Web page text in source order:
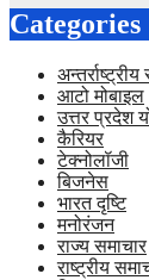
Categories
आटो मोबाइल
उत्तर प्रदेश
कैरियर
टेक्नोलॉजी
बिजनेस
भारत दृष्टि
मनोरंजन
राज्य समाचार
राष्ट्रीय